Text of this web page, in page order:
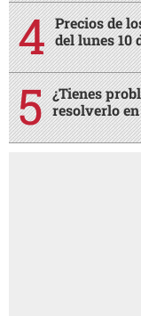
Precios de
del lunes 10
¿Tienes
resolverlo